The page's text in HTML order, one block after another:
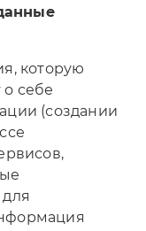
которую
о себе
(создании